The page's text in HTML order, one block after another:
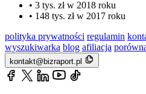
• 3 tys. zł w 2018 roku
• 148 tys. zł w 2017 roku
polityka prywatności regulamin
wyszukiwarka blog afiliacja
kontakt@bizraport.pl